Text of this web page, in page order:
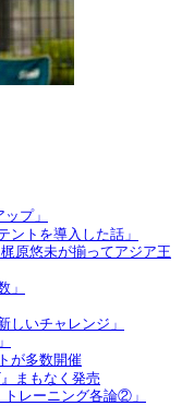
プ」
ントを導入した話」
原悠未が揃ってアジア王
」
しいチャレンジ」
が多数開催
まもなく発売
レーニング各論②」